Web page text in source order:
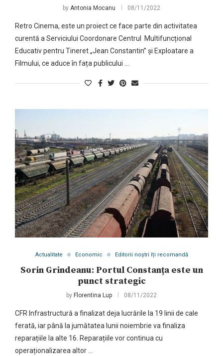
by Antonia Mocanu 08/11/2022
Retro Cinema, este un proiect ce face parte din activitatea
curentă a Serviciului Coordonare Centrul Multifuncțional
Educativ pentru Tineret „Jean Constantin” și Exploatare a
Filmului, ce aduce în fața publicului …
Actualitate Economic Editorii noștri îți recomandă
Sorin Grindeanu: Portul Constanța este un
punct strategic
by Florentina Lup 08/11/2022
CFR Infrastructură a finalizat deja lucrările la 19 linii de cale
ferată, iar până la jumătatea lunii noiembrie va finaliza
reparațiile la alte 16. Reparațiile vor continua cu
operaționalizarea altor …